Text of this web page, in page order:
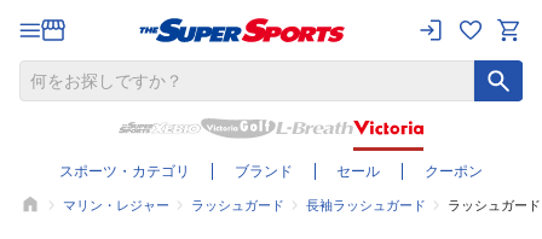
スポーツ・カテゴリ ブランド セール クーポン
マリン・レジャー ラッシュガード 長袖ラッシュガード ラッシュガー